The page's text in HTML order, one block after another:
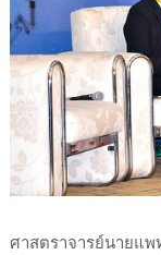
ศาสตราจารย์นายแ